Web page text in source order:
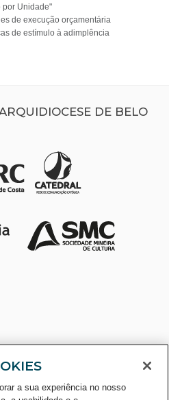
por Unidade"
de execução orçamentária
de estímulo à adimplência​
DE BELO
a sua experiência no nosso